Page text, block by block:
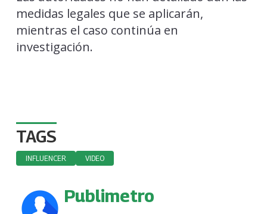
medidas legales que se aplicarán,
mientras el caso continúa en
investigación.
TAGS
INFLUENCER VIDEO
Publimetro